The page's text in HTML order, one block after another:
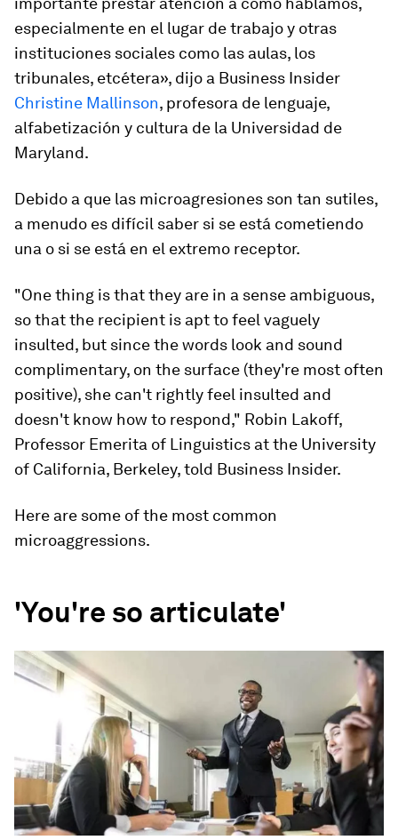
especialmente en el lugar de trabajo y otras
instituciones sociales como las aulas, los
tribunales, etcétera», dijo a Business Insider
Christine Mallinson, profesora de lenguaje,
alfabetización y cultura de la Universidad de
Maryland.
Debido a que las microagresiones son tan sutiles,
a menudo es difícil saber si se está cometiendo
una o si se está en el extremo receptor.
"One thing is that they are in a sense ambiguous,
so that the recipient is apt to feel vaguely
insulted, but since the words look and sound
complimentary, on the surface (they're most often
positive), she can't rightly feel insulted and
doesn't know how to respond," Robin Lakoff,
Professor Emerita of Linguistics at the University
of California, Berkeley, told Business Insider.
Here are some of the most common
microaggressions.
'You're so articulate'